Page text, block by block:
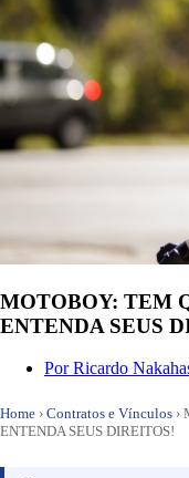
MOTOBOY: TEM
ENTENDA SEUS
PorRicardo
Home › Contratos e Vínculos ›
ENTENDA SEUS DIREITOS!